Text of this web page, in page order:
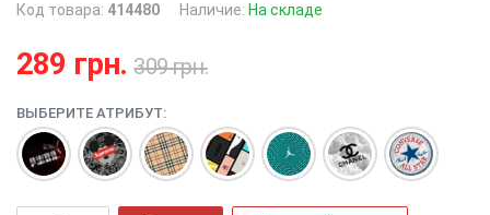
Код товара: 414480 Наличие: На складе
289 грн.309 грн.
ВЫБЕРИТЕ АТРИБУТ: